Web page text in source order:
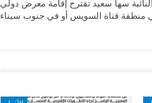
سها سعيد تقترح إقامة معرض دولي
منطقة قناة السويس أو في جنوب سيناء